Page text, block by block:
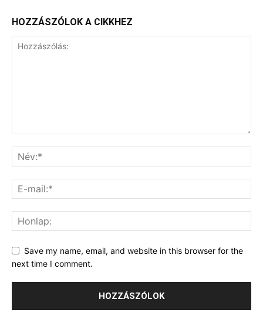
HOZZÁSZÓLOK A CIKKHEZ
Save my name, email, and website in this browser for the
next time I comment.